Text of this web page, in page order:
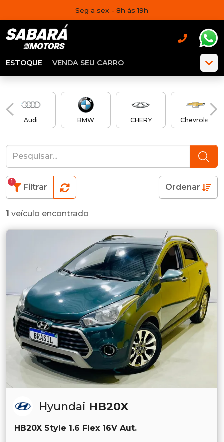
Seg a sex - 8h às 19h
ESTOQUE VENDA SEU CARRO
Audi BMW CHERY Chevrolet
Filtrar
1
Ordenar
1 veículo encontrado
Hyundai HB20X
HB20X Style 1.6 Flex 16V Aut.